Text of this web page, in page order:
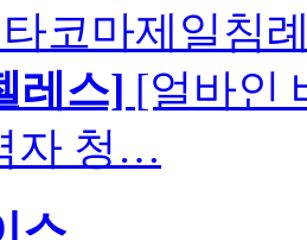
타코마제일침
레스] [얼바인
자 청…